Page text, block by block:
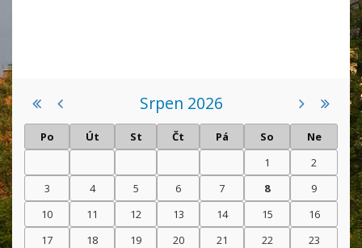
Srpen 2026
Po Út St Čt Pá So
Ne
1
2
3
4 5 6 7 8
9
10
11 12 13 14 15
16
17
18 19 20 21 22
23